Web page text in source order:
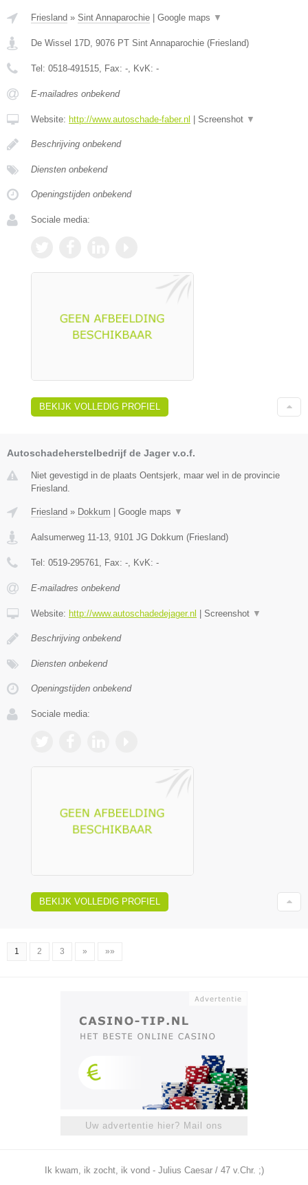
Friesland » Sint Annaparochie | Google maps ▼
De Wissel 17D 9076 PT Sint Annaparochie (Friesland)
Tel: 0518-491515 , Fax: - , KvK: -
E-mailadres onbekend
Website: http://www.autoschade-faber.nl | Screenshot ▼
Beschrijving onbekend
Diensten onbekend
Openingstijden onbekend
Sociale media:
BEKIJK VOLLEDIG PROFIEL
Autoschadeherstelbedrijf de Jager v.o.f.
Niet gevestigd in de plaats Oentsjerk, maar wel in de provincie
Friesland.
Friesland » Dokkum Google maps ▼
Aalsumerweg 11-13, 9101 JG Dokkum (Friesland)
Tel: 0519-295761, Fax: -, KvK: -
E-mailadres onbekend
Website: http://www.autoschadedejager.nl Screenshot ▼
Beschrijving onbekend
Diensten onbekend
Openingstijden onbekend
Sociale media:
BEKIJK VOLLEDIG PROFIEL
1 2 3 » »»
Uw advertentie hier? Mail ons
Ik kwam, ik zocht, ik vond - Julius Caesar / 47 v.Chr. ;)